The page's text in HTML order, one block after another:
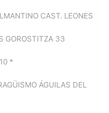
CAST. LEONES
GOROSTITZA 33
*
ÁGUILAS DEL